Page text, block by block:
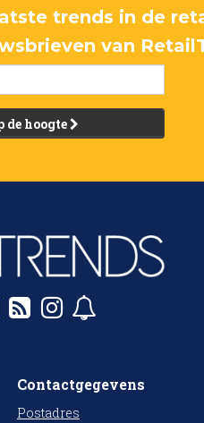
trends in de
van
de hoogte
Contactgegevens
Postadres